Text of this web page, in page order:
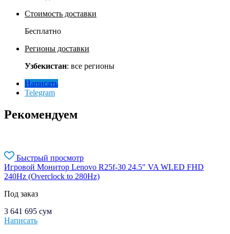
Стоимость доставки
Бесплатно
Регионы доставки
Узбекистан: все регионы
Написать
Telegram
Рекомендуем
Быстрый просмотр
Игровой Монитор Lenovo R25f-30 24.5" VA WLED FHD
240Hz (Overclock to 280Hz)
Под заказ
3 641 695 сум
Написать